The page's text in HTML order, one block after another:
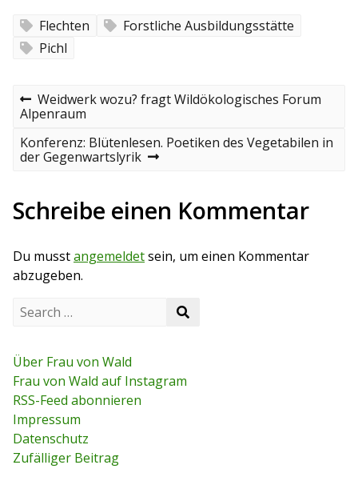
Flechten
Forstliche Ausbildungsstätte
Pichl
B
e
r
a
g
s
n
a
v
i
g
a
P
r
v
i
s
p
t
Weidwerk wozu? fragt Wildökologisches Forum
Alpenraum
N
e
p
o
Konferenz: Blütenlesen. Poetiken des Vegetabilen in
der Gegenwartslyrik
Schreibe einen Kommentar
Du musstangemeldetsein, um einen Kommentar
abzugeben.
c
h
f
o
r
:
Über Frau von Wald
Frau von Wald auf Instagram
RSS-Feed abonnieren
Impressum
Datenschutz
Zufälliger Beitrag